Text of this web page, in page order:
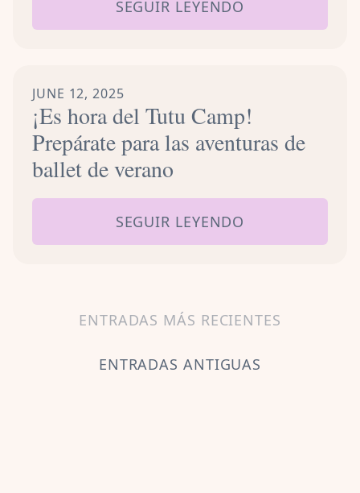
SEGUIR LEYENDO
JUNE 12, 2025
¡Es hora del Tutu Camp!
Prepárate para las aventuras de
ballet de verano
SEGUIR LEYENDO
ENTRADAS MÁS RECIENTES
ENTRADAS ANTIGUAS